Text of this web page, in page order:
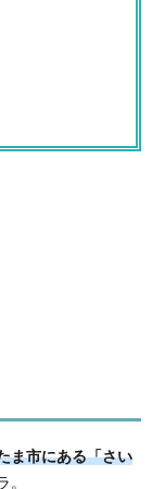
ま市にある「さい